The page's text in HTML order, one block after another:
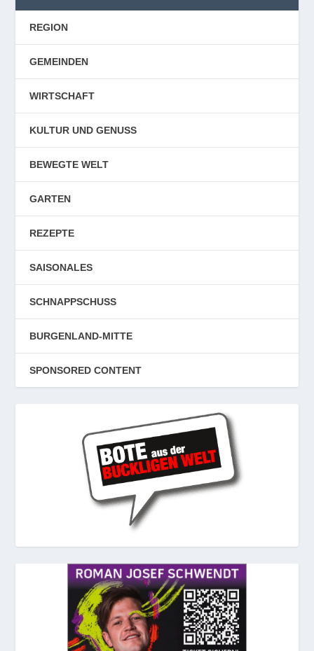
REGION
GEMEINDEN
WIRTSCHAFT
KULTUR UND GENUSS
BEWEGTE WELT
GARTEN
REZEPTE
SAISONALES
SCHNAPPSCHUSS
BURGENLAND-MITTE
SPONSORED CONTENT